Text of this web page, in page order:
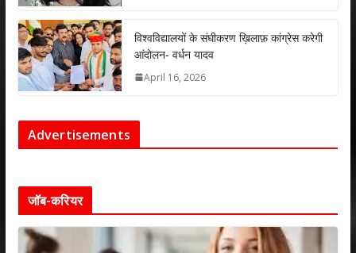
विश्वविद्यालयों के संघीकरण ख़िलाफ़ कांग्रेस करेगी
आंदोलन- वर्धन यादव
April 16, 2026
Advertisements
जॉब-करियर